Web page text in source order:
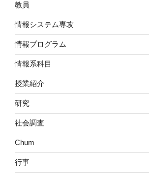
教員
情報システム専攻
情報プログラム
情報系科目
授業紹介
研究
社会調査
Chum
行事